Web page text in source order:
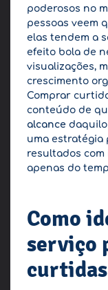
poderosos no
pessoas veem
elas tendem a
efeito bola de
visualizações,
crescimento
Comprar
conteúdo de
alcance daquilo
uma estratégia
resultados
apenas do
Como
serviço
curtidas